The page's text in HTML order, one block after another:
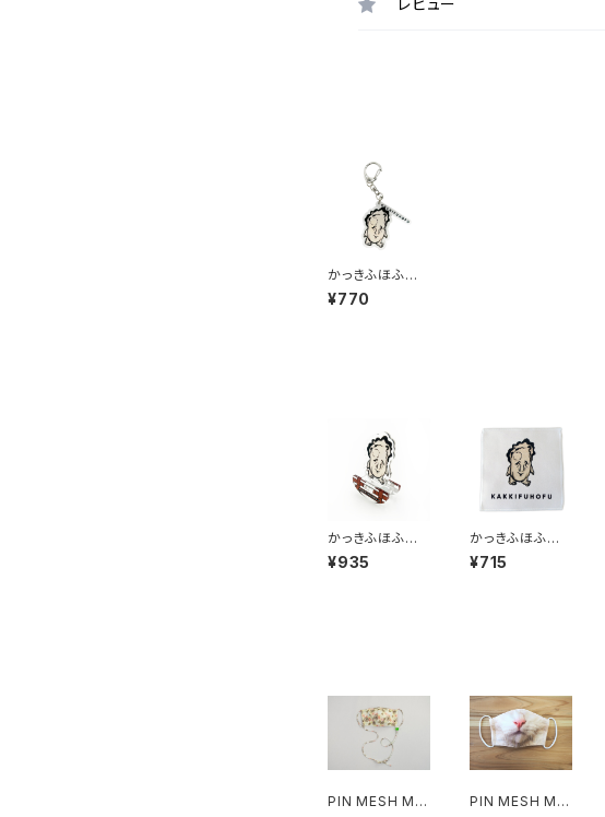
レビュー
かっきふほふ
アクリルキーホ
ルダー
¥770
かっきふほふ 2
wayアクリルス
タンド
¥935
かっきふほふ
ハンドタオル
¥715
PIN MESH MA
PIN MESH MA